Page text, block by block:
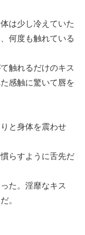
は少し冷えていた
何度も触れている
触れるだけのキス
感触に驚いて唇を
と身体を震わせ
らすように舌先だ
た。淫靡なキス
。